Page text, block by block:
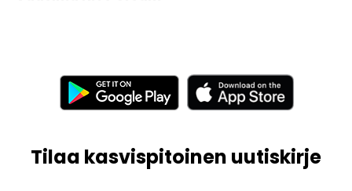
Tilaa kasvispitoinen uutiskirje